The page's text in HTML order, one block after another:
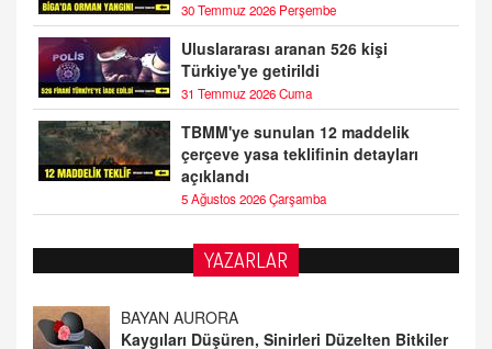
30 Temmuz 2026 Perşembe
Uluslararası aranan 526 kişi
Türkiye'ye getirildi
31 Temmuz 2026 Cuma
TBMM'ye sunulan 12 maddelik
çerçeve yasa teklifinin detayları
açıklandı
5 Ağustos 2026 Çarşamba
YAZARLAR
BAYAN AURORA
Kaygıları Düşüren, Sinirleri Düzelten Bitkiler